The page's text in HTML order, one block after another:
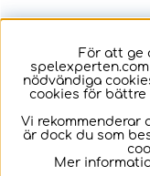
För att ge
nödvändiga
cookies för
Vi rekommenderar
är dock du som
Mer